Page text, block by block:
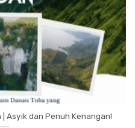
Asyik dan Penuh Kenangan!